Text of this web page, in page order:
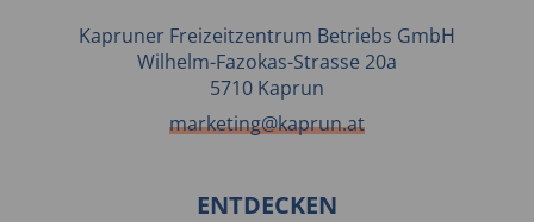
Kapruner Freizeitzentrum Betriebs GmbH
Wilhelm-Fazokas-Strasse 20a
5710 Kaprun
marketing@kaprun.at
ENTDECKEN